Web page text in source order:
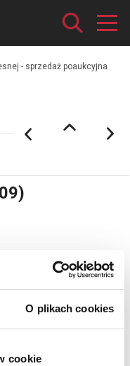
O plikach cookies
cookie
- sprzedaż poaukcyjna
cm (w świetle oprawy);